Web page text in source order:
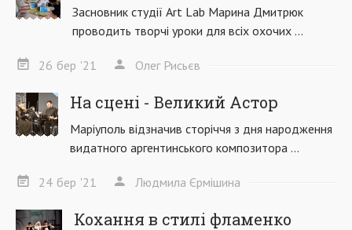
Засновник студії Art Lab Марина Дмитрюк
проводить творчі уроки для всіх охочих ...
26 бер '21 Олег Рисьєв
На сцені - Великий Астор
Маріуполь відзначив сторіччя з дня народження
видатного аргентинського композитора ...
24 бер '21 Людмила Єрмішина
Кохання в стилі фламенко